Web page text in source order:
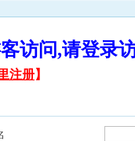
客访问,请登
注册】